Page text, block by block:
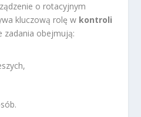
o rotacyjnym
kluczową rolę w kontroli
zadania obejmują: